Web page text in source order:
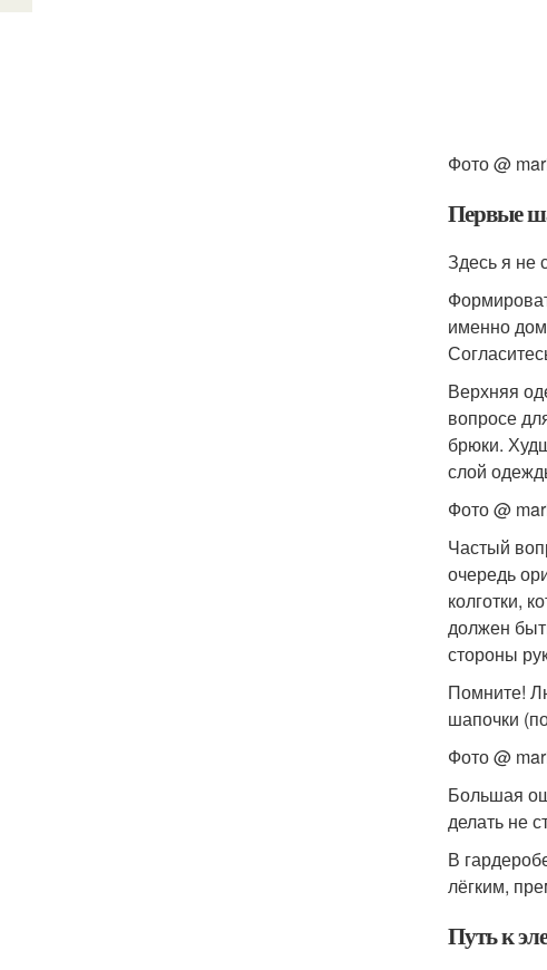
Фото @
Первые
Здесь я не
именно
Верхняя
вопросе
брюки.
слой
Фото @
Частый
очередь
колготки,
должен
стороны
Помните!
шапочки
Фото @
Большая
делать не
В
лёгким,
Путь к